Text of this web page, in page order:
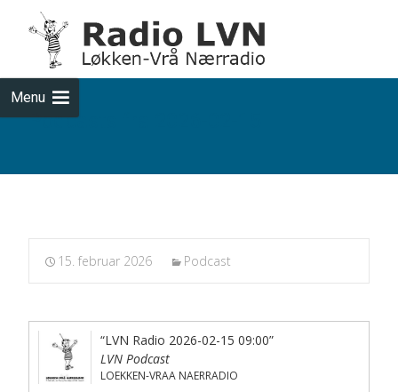
Menu
Podcasts fra 2026-02-15
15. februar 2026 Podcast
“LVN Radio 2026-02-15 09:00”
LVN Podcast
LOEKKEN-VRAA NAERRADIO